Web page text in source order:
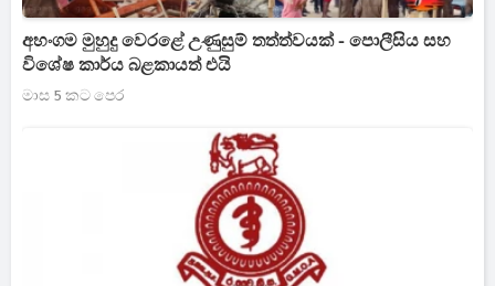
අහංගම මුහුදු වෙරළේ උණුසුම් තත්ත්වයක් - පොලීසිය සහ
විශේෂ කාර්ය බළකායත් එයි
මාස 5 කට පෙර